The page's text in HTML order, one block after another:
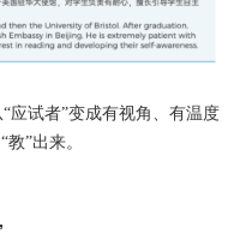
应试者”变成有视角、有温度
”出来。